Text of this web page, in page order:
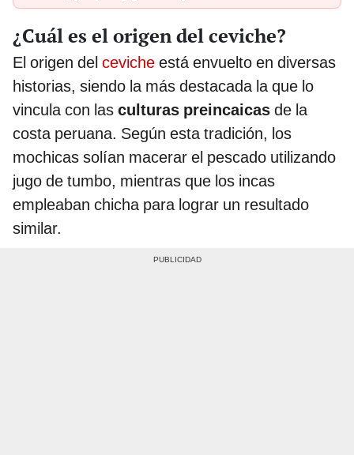
¿Cuál es el origen del ceviche?
El origen del ceviche está envuelto en diversas
historias, siendo la más destacada la que lo
vincula con las culturas preincaicas de la
costa peruana. Según esta tradición, los
mochicas solían macerar el pescado utilizando
jugo de tumbo, mientras que los incas
empleaban chicha para lograr un resultado
similar.